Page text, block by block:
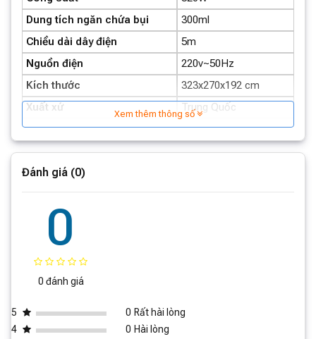
Ưu điểm của thiết kế và tính năng trên máy
hút bụi giường nệm Dreame D20 Pro:
Dung tích ngăn chứa bụi
300ml
Chiều dài dây điện
5m
Nguồn điện
220v~50Hz
Kích thước
323x270x192 cm
Xuất xứ
Trung Quốc
Xem thêm thông số
Đánh giá (0)
0
0 đánh giá
5 0 Rất hài lòng
4
0 Hài lòng